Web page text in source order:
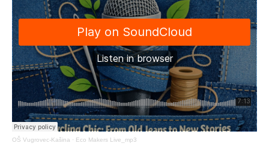
OŠ Vugrovec-Kašina · Eco Makers Live_mp3